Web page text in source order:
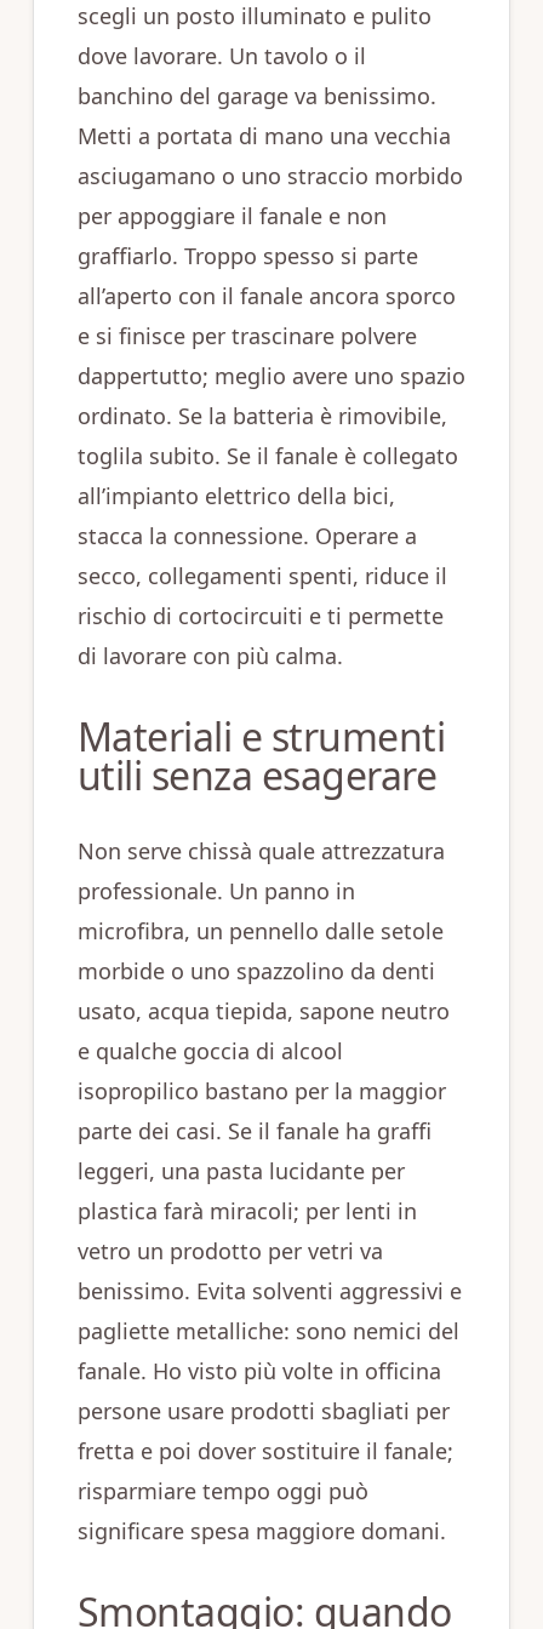
scegli un posto illuminato e pulito
dove lavorare. Un tavolo o il
banchino del garage va benissimo.
Metti a portata di mano una vecchia
asciugamano o uno straccio morbido
per appoggiare il fanale e non
graffiarlo. Troppo spesso si parte
all’aperto con il fanale ancora sporco
e si finisce per trascinare polvere
dappertutto; meglio avere uno spazio
ordinato. Se la batteria è rimovibile,
toglila subito. Se il fanale è collegato
all’impianto elettrico della bici,
stacca la connessione. Operare a
secco, collegamenti spenti, riduce il
rischio di cortocircuiti e ti permette
di lavorare con più calma.
Materiali e strumenti
utili senza esagerare
Non serve chissà quale attrezzatura
professionale. Un panno in
microfibra, un pennello dalle setole
morbide o uno spazzolino da denti
usato, acqua tiepida, sapone neutro
e qualche goccia di alcool
isopropilico bastano per la maggior
parte dei casi. Se il fanale ha graffi
leggeri, una pasta lucidante per
plastica farà miracoli; per lenti in
vetro un prodotto per vetri va
benissimo. Evita solventi aggressivi e
pagliette metalliche: sono nemici del
fanale. Ho visto più volte in officina
persone usare prodotti sbagliati per
fretta e poi dover sostituire il fanale;
risparmiare tempo oggi può
significare spesa maggiore domani.
Smontaggio: quando